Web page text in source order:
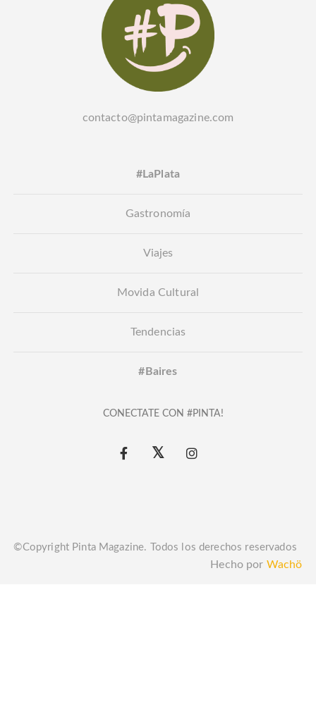
contacto@pintamagazine.com
#LaPlata
Gastronomía
Viajes
Movida Cultural
Tendencias
#Baires
CONECTATE CON #PINTA!
©Copyright Pinta Magazine. Todos los derechos reservados
Hecho por Wachö